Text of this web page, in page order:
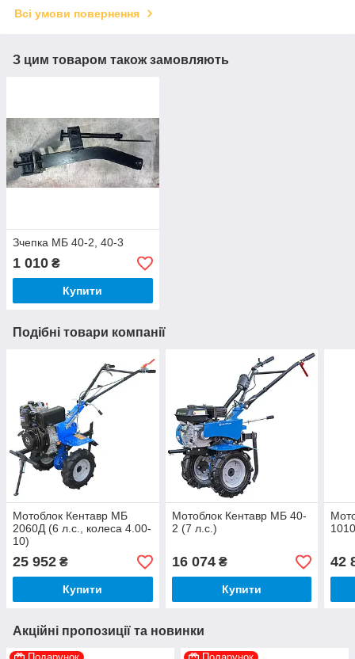
Всі умови повернення
З цим товаром також замовляють
Зчепка МБ 40-2, 40-3
1 010 ₴
Купити
Подібні товари компанії
Мотоблок Кентавр МБ
2060Д (6 л.с., колеса 4.00-
10)
25 952 ₴
Купити
Мотоблок Кентавр МБ 40-
2 (7 л.с.)
16 074₴
Купити
42
Акційні пропозиції та новинки